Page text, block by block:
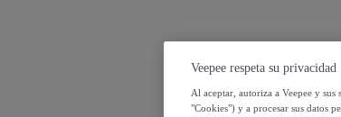
Veepee respeta su privacidad
Al aceptar, autoriza a Veepee y
"Cookies") y a procesar sus datos